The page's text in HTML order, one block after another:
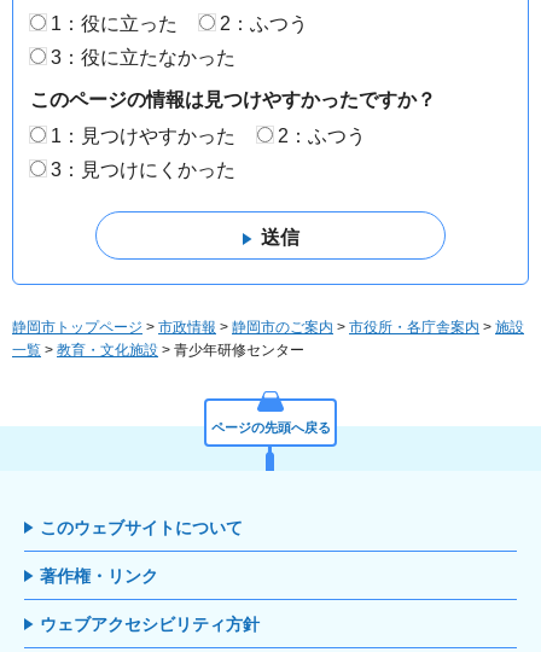
1：役に立った
2：ふつう
3：役に立たなかった
このページの情報は見つけやすかったですか？
1：見つけやすかった
2：ふつう
3：見つけにくかった
静岡市トップページ > 市政情報 > 静岡市のご案内 > 市役所・各庁舎案内 > 施設
一覧 > 教育・文化施設 > 青少年研修センター
ページの先頭へ戻る
このウェブサイトについて
著作権・リンク
ウェブアクセシビリティ方針